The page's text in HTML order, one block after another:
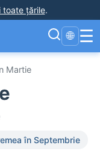
toate țările.
🌐 ☰
Martie
în Septembrie